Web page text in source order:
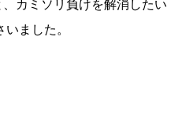
カミソリ負けを解消したい
ました。